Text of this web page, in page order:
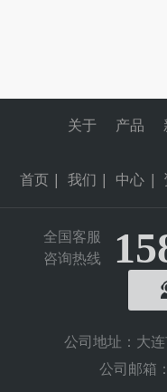
首页
关于
我们
产品
中心
全国客服
咨询热线
公司地址：大
公司邮箱